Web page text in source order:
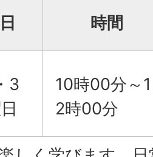
時間
3
10時00分～1
2時00分